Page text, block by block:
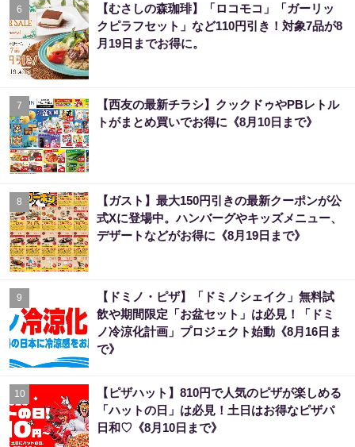
6
【むさしの森珈琲】「ロコモコ」「ガーリッ
クピラフセット」など110円引き！対象7品が8
月19日までお得に。
7
【西友の最新チラシ】クックドゥやPBレトル
トがまとめ買いでお得に《8月10日まで》
8
【ガスト】最大150円引きの最新クーポンが公
式Xに登場中。ハンバーグやキッズメニュー、
デザートなどがお得に《8月19日まで》
9
【ドミノ・ピザ】「ドミノシェイク」無料試
飲や期間限定「お盆セット」は必見！「ドミ
ノ冷涼化計画」プロジェクト始動《8月16日ま
で》
10
【ピザハット】810円で人気のピザが楽しめる
「ハットの日」は必見！土日はお得なピザパ
日和♡《8月10日まで》